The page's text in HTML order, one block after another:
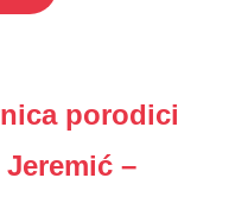
porodici
–